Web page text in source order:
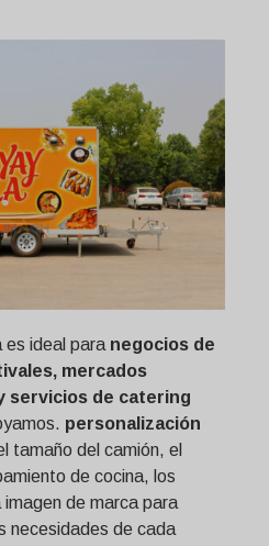
es ideal para negocios de
mercados
servicios de catering
personalización
tamaño del camión, el
de cocina, los
de marca para
necesidades de cada